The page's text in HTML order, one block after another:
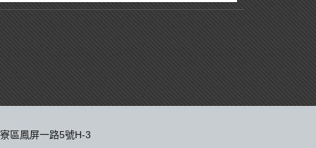
區鳳屏一路5號H-3